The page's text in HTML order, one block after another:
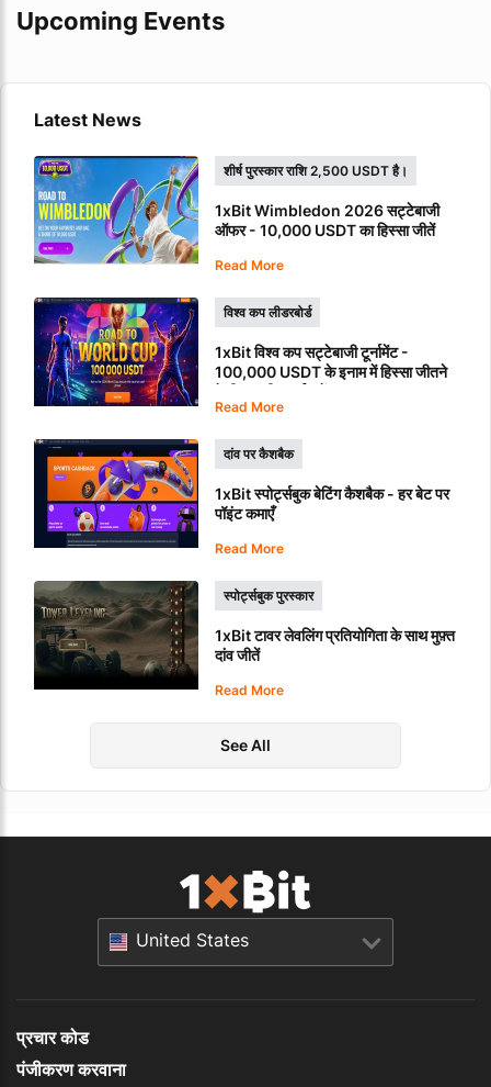
Upcoming Events
Latest News
शीर्ष पुरस्कार राशि 2,500 USDT है।
1xBit Wimbledon 2026 सट्टेबाजी
ऑफर - 10,000 USDT का हिस्सा जीतें
Read More
विश्व कप लीडरबोर्ड
1xBit विश्व कप सट्टेबाजी टूर्नामेंट -
100,000 USDT के इनाम में हिस्सा जीतने
Read More
दांव पर कैशबैक
1xBit स्पोर्ट्सबुक बेटिंग कैशबैक - हर बेट पर
पॉइंट कमाएँ
Read More
स्पोर्ट्सबुक पुरस्कार
1xBit टावर लेवलिंग प्रतियोगिता के साथ मुफ़्त
दांव जीतें
Read More
See All
United States
प्रचार कोड
पंजीकरण करवाना